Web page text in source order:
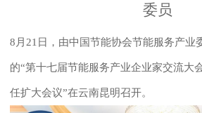
委员
8月21日，由中国节能协会节能服务产业
的“第十七届节能服务产业企业家交流大
任扩大会议”在云南昆明召开。